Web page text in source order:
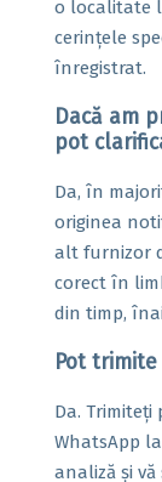
o localitate
cerințele
înregistrat.
Dacă am
pot
Da, în
originea
alt furnizor
corect în
din timp,
Pot
Da.
WhatsApp
analiză și vă